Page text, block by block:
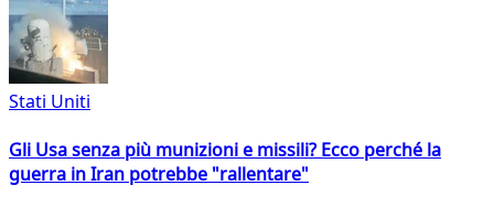
Stati Uniti
Gli Usa senza più munizioni e missili? Ecco perché la
guerra in Iran potrebbe "rallentare"